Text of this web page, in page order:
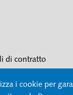
i cookie per
di contratto